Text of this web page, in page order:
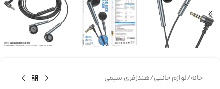
خانه/لوازم جانبی/هندزفری سیمی